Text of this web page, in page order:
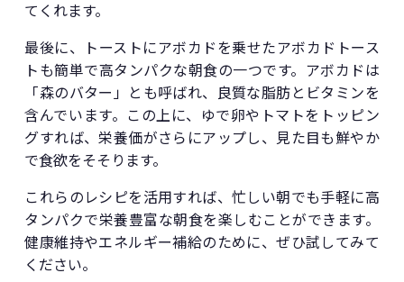
てくれます。
最後に、トーストにアボカドを乗せたアボカドトース
トも簡単で高タンパクな朝食の一つです。アボカドは
「森のバター」とも呼ばれ、良質な脂肪とビタミンを
含んでいます。この上に、ゆで卵やトマトをトッピン
グすれば、栄養価がさらにアップし、見た目も鮮やか
で食欲をそそります。
これらのレシピを活用すれば、忙しい朝でも手軽に高
タンパクで栄養豊富な朝食を楽しむことができます。
健康維持やエネルギー補給のために、ぜひ試してみて
ください。